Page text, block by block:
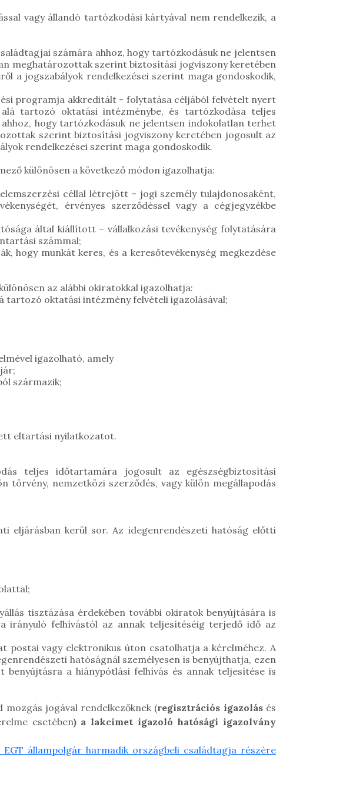
vagy állandó tartózkodási kártyával nem rendelkezik, a
számára ahhoz, hogy tartózkodásuk ne jelentsen
meghatározottak szerint biztosítási jogviszony keretében
a jogszabályok rendelkezései szerint maga gondoskodik,
programja akkreditált - folytatása céljából felvételt nyert
tartozó oktatási intézménybe, és tartózkodása teljes
hogy tartózkodásuk ne jelentsen indokolatlan terhet
szerint biztosítási jogviszony keretében jogosult az
rendelkezései szerint maga gondoskodik.
különösen a következő módon igazolhatja:
céllal létrejött – jogi személy tulajdonosaként,
érvényes szerződéssel vagy a cégjegyzékbe
által kiállított – vállalkozási tevékenység folytatására
számmal;
munkát keres, és a keresőtevékenység megkezdése
az alábbi okiratokkal igazolhatja:
oktatási intézmény felvételi igazolásával;
igazolható, amely
származik;
eltartási nyilatkozatot.
teljes időtartamára jogosult az egészségbiztosítási
törvény, nemzetközi szerződés, vagy külön megállapodás
eljárásban kerül sor. Az idegenrendészeti hatóság előtti
tisztázása érdekében további okiratok benyújtására is
irányuló felhívástól az annak teljesítéséig terjedő idő az
postai vagy elektronikus úton csatolhatja a kérelméhez. A
hatóságnál személyesen is benyújthatja, ezen
a hiánypótlási felhívás és annak teljesítése is
mozgás jogával rendelkezőknek (regisztrációs igazolás és
esetében) a lakcímet igazoló hatósági igazolvány
állampolgár harmadik országbeli családtagja részére